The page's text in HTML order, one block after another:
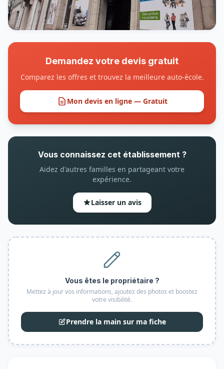
Demandez votre devis gratuit
Comparez les offres et trouvez la meilleure auto-école.
Mon devis en ligne — Gratuit
Vous connaissez cet établissement ?
Aidez d'autres familles en partageant votre
expérience.
Laisser un avis
Vous êtes le propriétaire ?
Mettez à jour vos informations, ajoutez des photos et boostez
votre visibilité.
Prendre la main sur ma fiche